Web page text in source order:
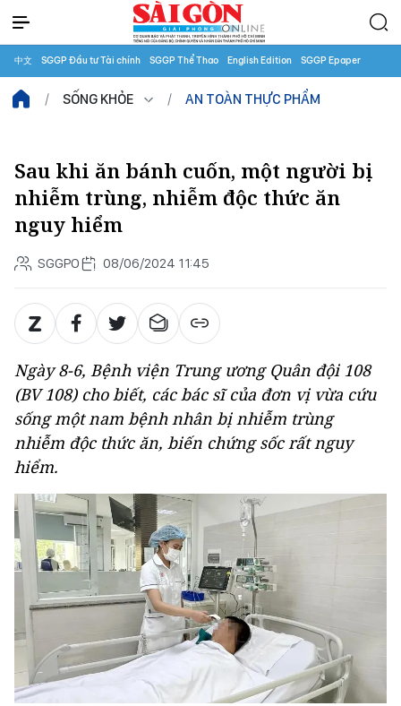
中文 SGGP Đầu tư Tài chính SGGP Thể Thao English Edition SGGP Epaper
SỐNG KHỎE AN TOÀN THỰC PHẨM
Sau khi ăn bánh cuốn, một người bị
nhiễm trùng, nhiễm độc thức ăn
nguy hiểm
SGGPO 08/06/2024 11:45
Ngày 8-6, Bệnh viện Trung ương Quân đội 108
(BV 108) cho biết, các bác sĩ của đơn vị vừa cứu
sống một nam bệnh nhân bị nhiễm trùng
nhiễm độc thức ăn, biến chứng sốc rất nguy
hiểm.